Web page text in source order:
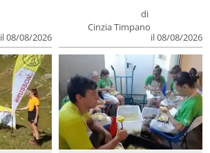
il 08/08/2026
di
Cinzia Timpano
il 08/08/2026